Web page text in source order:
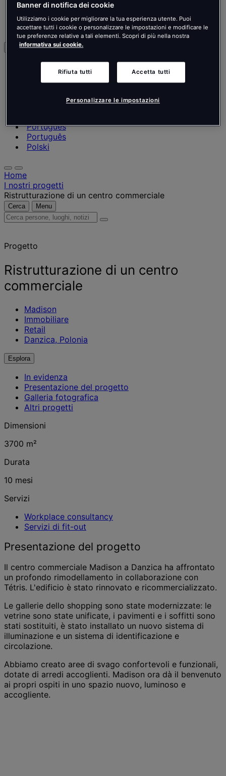
Português
Português
Polski
English
Français
Deutsch
Nederlands
Português
Português
Polski
Home
I nostri progetti
Ristrutturazione di un centro commerciale
Cerca Menu
Cerca
notizie
approfondimenti
Progetto
Ristrutturazione di un centro
commerciale
Madison
Immobiliare
Retail
Danzica, Polonia
Esplora
In evidenza
Presentazione del progetto
Galleria fotografica
Altri progetti
Dimensioni
3700 m²
Durata
10 mesi
Servizi
Workplace consultancy
Servizi di fit-out
Presentazione del progetto
Il centro commerciale Madison a Danzica ha affrontato
un profondo rimodellamento in collaborazione con
Tétris. L'edificio è stato rinnovato e ricommercializzato.
Le gallerie dello shopping sono state modernizzate: le
vetrine sono state unificate, i pavimenti e i soffitti sono
stati sostituiti, è stato installato un nuovo sistema di
illuminazione e un sistema di identificazione e
circolazione.
Abbiamo creato aree di svago confortevoli e funzionali,
dotate di arredi accoglienti. Madison ora dà il benvenuto
ai propri ospiti in uno spazio nuovo, luminoso e
accogliente.
Banner di notifica dei cookie
Utilizziamo i cookie per migliorare la tua esperienza utente. Puoi
accettare tutti i cookie o personalizzare le impostazioni e modificare le
tue preferenze relative a tali elementi. Scopri di più nella nostra
informativa sui cookie.
Rifiuta tutti Accetta tutti
Personalizzare le impostazioni